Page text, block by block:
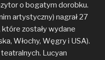
o bogatym dorobku.
artystyczny) nagrał 27
zostały wydane
Włochy, Węgry i USA).
Lucyan